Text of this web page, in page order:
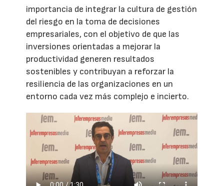
importancia de integrar la cultura de gestión
del riesgo en la toma de decisiones
empresariales, con el objetivo de que las
inversiones orientadas a mejorar la
productividad generen resultados
sostenibles y contribuyan a reforzar la
resiliencia de las organizaciones en un
entorno cada vez más complejo e incierto.